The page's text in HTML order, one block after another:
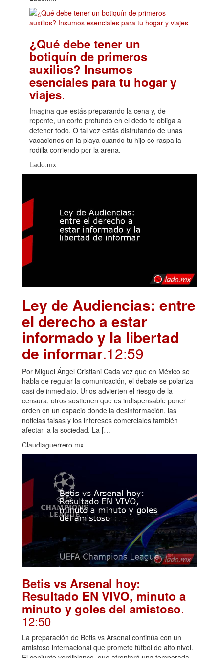
¿Qué debe tener un
botiquín de primeros
auxilios? Insumos
esenciales para tu hogar y
viajes.
Imagina que estás preparando la cena y, de
repente, un corte profundo en el dedo te obliga a
detener todo. O tal vez estás disfrutando de unas
vacaciones en la playa cuando tu hijo se raspa la
rodilla corriendo por la arena.
Lado.mx
Ley de Audiencias: entre
el derecho a estar
informado y la libertad
de informar.12:59
Por Miguel Ángel Cristiani Cada vez que en México se
habla de regular la comunicación, el debate se polariza
casi de inmediato. Unos advierten el riesgo de la
censura; otros sostienen que es indispensable poner
orden en un espacio donde la desinformación, las
noticias falsas y los intereses comerciales también
afectan a la sociedad. La […
Claudiaguerrero.mx
Betis vs Arsenal hoy:
Resultado EN VIVO, minuto a
minuto y goles del amistoso.
12:50
La preparación de Betis vs Arsenal continúa con un
amistoso internacional que promete fútbol de alto nivel.